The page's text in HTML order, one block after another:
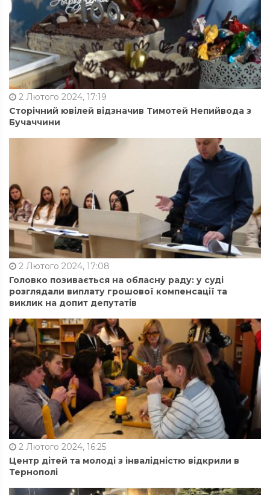
2 Лютого 2024, 17:19
Сторічний ювілей відзначив Тимотей Непийвода з
Бучаччини
2 Лютого 2024, 17:08
Головко позивається на обласну раду: у суді
розглядали виплату грошової компенсації та
виклик на допит депутатів
2 Лютого 2024, 16:25
Центр дітей та молоді з інвалідністю відкрили в
Тернополі